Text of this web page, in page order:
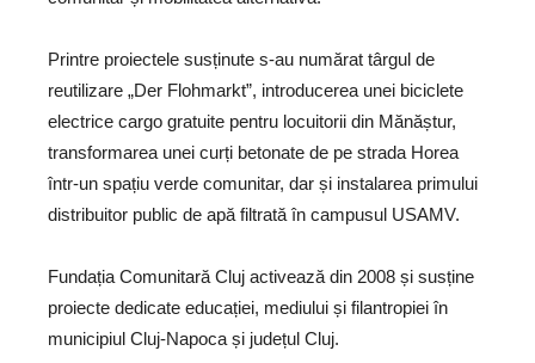
Printre proiectele susținute s-au numărat târgul de
reutilizare „Der Flohmarkt”, introducerea unei biciclete
electrice cargo gratuite pentru locuitorii din Mănăștur,
transformarea unei curți betonate de pe strada Horea
într-un spațiu verde comunitar, dar și instalarea primului
distribuitor public de apă filtrată în campusul USAMV.
Fundația Comunitară Cluj activează din 2008 și susține
proiecte dedicate educației, mediului și filantropiei în
municipiul Cluj-Napoca și județul Cluj.